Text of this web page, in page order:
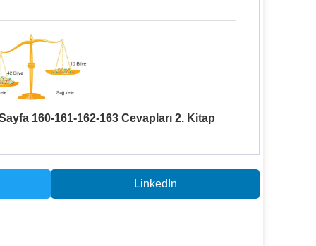
160-161-162-163 Cevapları 2. Kitap
LinkedIn